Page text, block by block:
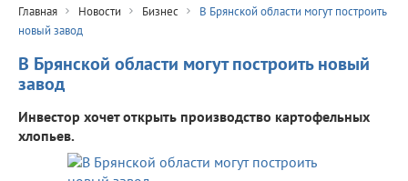
Главная Новости Бизнес
В Брянской области могут построить
новый завод
В Брянской области могут построить новый
завод
Инвестор хочет открыть производство картофельных
хлопьев.